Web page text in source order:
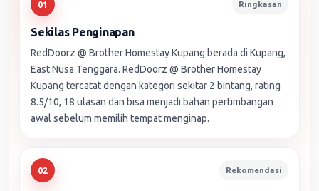
01 Ringkasan
Sekilas Penginapan
RedDoorz @ Brother Homestay Kupang berada di Kupang,
East Nusa Tenggara. RedDoorz @ Brother Homestay
Kupang tercatat dengan kategori sekitar 2 bintang, rating
8.5/10, 18 ulasan dan bisa menjadi bahan pertimbangan
awal sebelum memilih tempat menginap.
02 Rekomendasi